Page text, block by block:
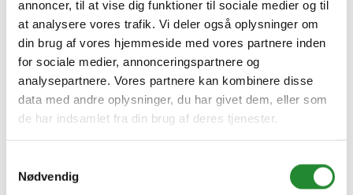
annoncer, til at vise dig funktioner til sociale medier og til
at analysere vores trafik. Vi deler også oplysninger om
din brug af vores hjemmeside med vores partnere inden
for sociale medier, annonceringspartnere og
analysepartnere. Vores partnere kan kombinere disse
data med andre oplysninger, du har givet dem, eller som
de har indsamlet fra din brug af deres tjenester.
Nødvendig
Brænder kW
8.12
Antal brændere
2
Grillriste
Støbejern
Grill type
Gas
Producent information
Specifikke referencer